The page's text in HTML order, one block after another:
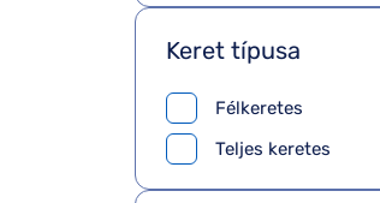
Keret típusa
Félkeretes
Teljes keretes